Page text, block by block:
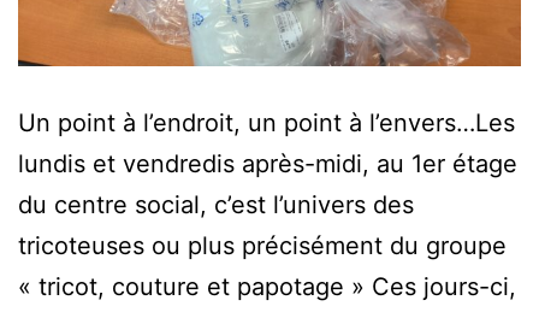
Un point à l’endroit, un point à l’envers…Les
lundis et vendredis après-midi, au 1er étage
du centre social, c’est l’univers des
tricoteuses ou plus précisément du groupe
« tricot, couture et papotage » Ces jours-ci,